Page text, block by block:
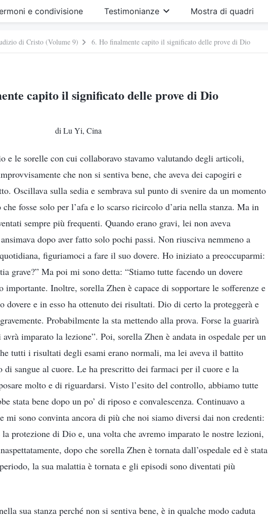
e condivisione Testimonianze Mostra di quadri
di Cristo (Volume 9) 6. Ho finalmente capito il significato delle prove di Dio
capito il significato delle prove di Dio
di Lu Yi, Cina
e le sorelle con cui collaboravo stavamo valutando degli articoli,
che non si sentiva bene, che aveva dei capogiri e
Oscillava sulla sedia e sembrava sul punto di svenire da un momento
fosse solo per l’afa e lo scarso ricircolo d’aria nella stanza. Ma in
sempre più frequenti. Quando erano gravi, lei non aveva
dopo aver fatto solo pochi passi. Non riusciva nemmeno a
figuriamoci a fare il suo dovere. Ho iniziato a preoccuparmi:
grave?” Ma poi mi sono detta: “Stiamo tutte facendo un dovere
importante. Inoltre, sorella Zhen è capace di sopportare le sofferenze e
dovere e in esso ha ottenuto dei risultati. Dio di certo la proteggerà e
Probabilmente la sta mettendo alla prova. Forse la guarirà
imparato la lezione”. Poi, sorella Zhen è andata in ospedale per un
tutti i risultati degli esami erano normali, ma lei aveva il battito
di sangue al cuore. Le ha prescritto dei farmaci per il cuore e la
molto e di riguardarsi. Visto l’esito del controllo, abbiamo tutte
stata bene dopo un po’ di riposo e convalescenza. Continuavo a
mi sono convinta ancora di più che noi siamo diversi dai non credenti:
protezione di Dio e, una volta che avremo imparato le nostre lezioni,
dopo che sorella Zhen è tornata dall’ospedale ed è stata
la sua malattia è tornata e gli episodi sono diventati più
sua stanza perché non si sentiva bene, è in qualche modo caduta